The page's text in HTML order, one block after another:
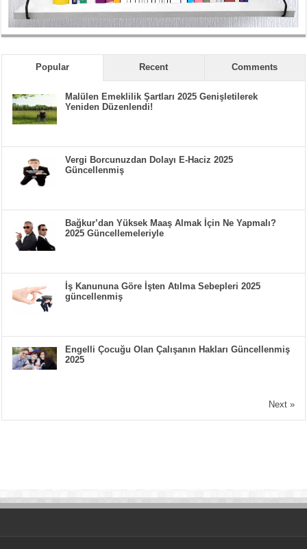
Popular Recent Comments
Malülen Emeklilik Şartları 2025 Genişletilerek
Yeniden Düzenlendi!
Vergi Borcunuzdan Dolayı E-Haciz 2025
Güncellenmiş
Bağkur’dan Yüksek Maaş Almak İçin Ne Yapmalı?
2025 Güncellemeleriyle
İş Kanununa Göre İşten Atılma Sebepleri 2025
güncellenmiş
Engelli Çocuğu Olan Çalışanın Hakları Güncellenmiş
2025
Next »